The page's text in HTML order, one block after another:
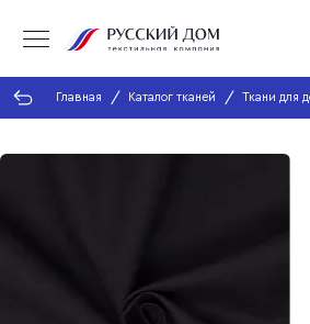
Главная Каталог тканей Ткани для